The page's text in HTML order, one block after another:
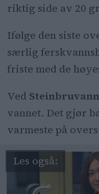
riktig side av 20
Ifølge den siste
særlig
friste med de
Ved Steinbruvann
vannet. Det gjør
varmeste på